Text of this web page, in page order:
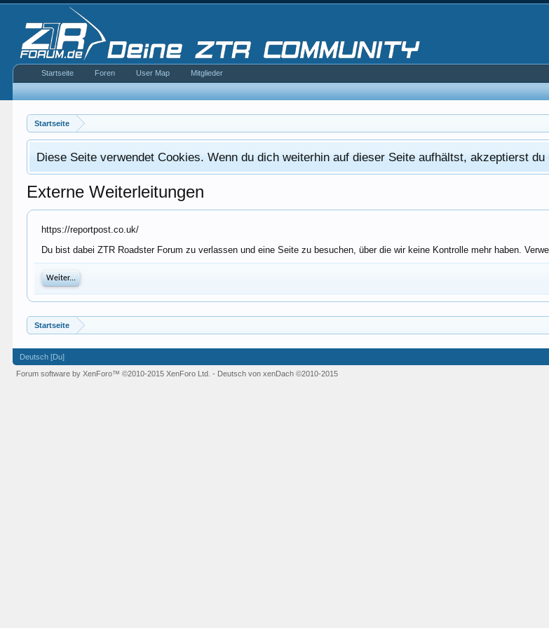
Startseite
Diese Seite verwendet Cookies. Wenn du dich weiterhin auf dieser Seite aufhältst, akzeptierst
Externe Weiterleitungen
https://reportpost.co.uk/
Du bist dabei ZTR Roadster Forum zu verlassen und eine Seite zu besuchen, über die wir keine Kontrolle mehr haben.
Weiter...
Startseite
Startseite Foren User Map Mitglieder
Deutsch [Du]
Forum software by XenForo™©2010-2015 XenForo Ltd. - Deutsch von xenDach©2010-2015